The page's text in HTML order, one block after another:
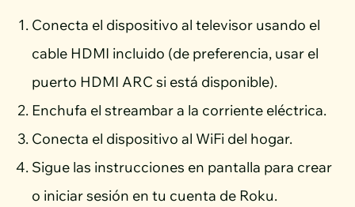
Conecta el dispositivo al televisor usando el
cable HDMI incluido (de preferencia, usar el
puerto HDMI ARC si está disponible).
Enchufa el streambar a la corriente eléctrica.
Conecta el dispositivo al WiFi del hogar.
Sigue las instrucciones en pantalla para crear
o iniciar sesión en tu cuenta de Roku.